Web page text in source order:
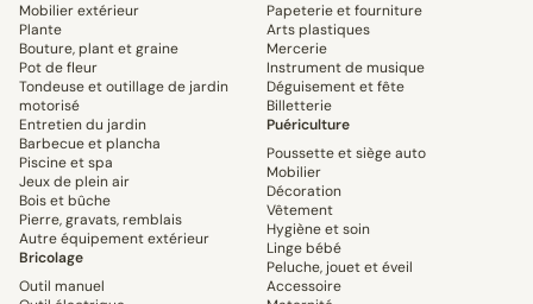
Mobilier extérieur
Plante
Bouture, plant et graine
Pot de fleur
Tondeuse et outillage de jardin
motorisé
Entretien du jardin
Barbecue et plancha
Piscine et spa
Jeux de plein air
Bois et bûche
Pierre, gravats, remblais
Autre équipement extérieur
Bricolage
Outil manuel
Papeterie et fourniture
Arts plastiques
Mercerie
Instrument de musique
Déguisement et fête
Billetterie
Puériculture
Poussette et siège auto
Mobilier
Décoration
Vêtement
Hygiène et soin
Linge bébé
Peluche, jouet et éveil
Accessoire